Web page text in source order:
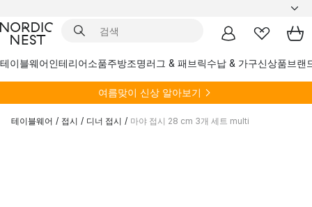
테이블웨어인테리어소품주방조명러그 & 패브릭수납 & 가구신상품브랜
여름맞이 신상 알아보기
테이블웨어 / 접시 / 디너 접시 / 마야 접시 28 cm 3개 세트 multi